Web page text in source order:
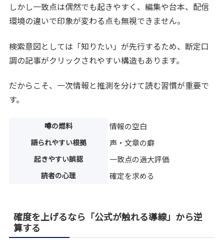
しかし一致点は偶然でも起きやすく、編集や台本、配信
環境の違いで印象が変わる点も無視できません。
検索意図としては「知りたい」が先行するため、断定口
調の記事がクリックされやすい構造もあります。
だからこそ、一次情報と推測を分けて読む習慣が重要で
す。
噂の燃料 情報の空白
語られやすい根拠 声・文章の癖
起きやすい誤認 一致点の過大評価
読者の心理 確定を求める
確度を上げるなら「公式が触れる導線」から逆
算する